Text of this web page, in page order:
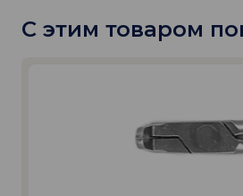
С этим товаром